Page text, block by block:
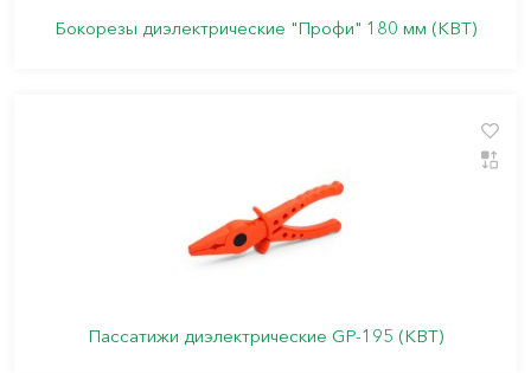
Бокорезы диэлектрические "Профи" 180 мм (КВТ)
Пассатижи диэлектрические GP-195 (КВТ)